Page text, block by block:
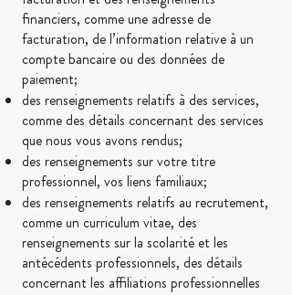
financiers, comme une adresse de
facturation, de l’information relative à un
compte bancaire ou des données de
paiement;
des renseignements relatifs à des services,
comme des détails concernant des services
que nous vous avons rendus;
des renseignements sur votre titre
professionnel, vos liens familiaux;
des renseignements relatifs au recrutement,
comme un curriculum vitae, des
renseignements sur la scolarité et les
antécédents professionnels, des détails
concernant les affiliations professionnelles